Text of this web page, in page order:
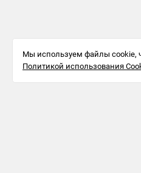
Мы используем файлы cookie,
Политикой использования